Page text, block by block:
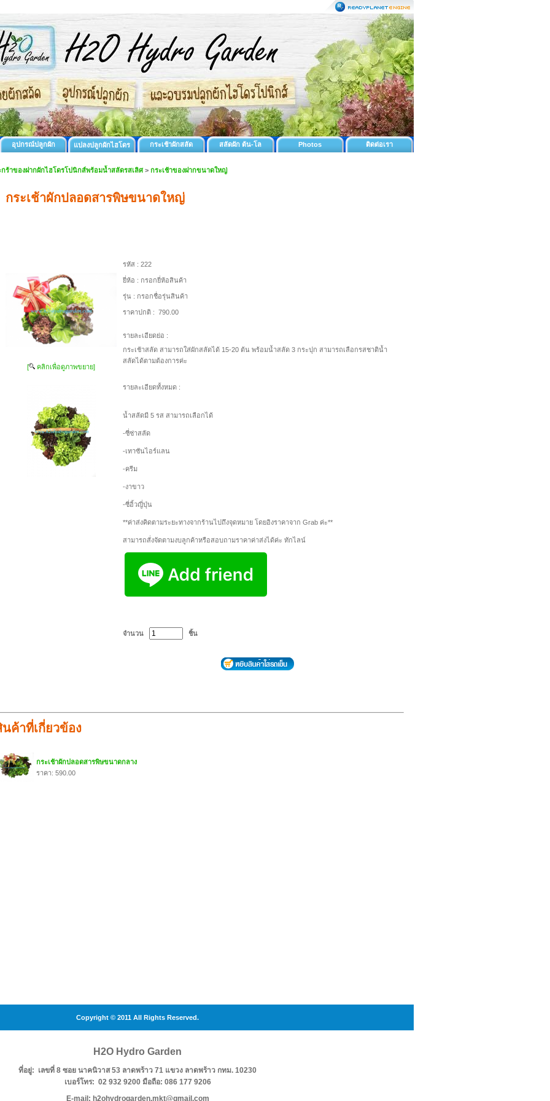
อุปกรณ์ปลูกผัก แปลงปลูกผักไฮโดร กระเช้าผักสลัด สลัดผัก ต้น-โล Photos ติดต่อเรา
กร้าของฝากผักไฮโดรโปนิกส์พร้อมน้ำสลัดรสเลิศ>กระเช้าของฝากขนาดใหญ่
กระเช้าผักปลอดสารพิษขนาดใหญ่
[ คลิกเพื่อดูภาพขยาย]
รหัส : 222
ยี่ห้อ : กรอกยี่ห้อสินค้า
รุ่น : กรอกชื่อรุ่นสินค้า
ราคาปกติ : 790.00
รายละเอียดย่อ :
กระเช้าสลัด สามารถใส่ผักสลัดได้ 15-20 ต้น พร้อมน้ำสลัด 3 กระปุก สามารถเลือกรสชาติน้ำ
สลัดได้ตามต้องการค่ะ
รายละเอียดทั้งหมด :
น้ำสลัดมี 5 รส สามารถเลือกได้
-ซี่ซ่าสลัด
-เทาซันไอร์แลน
-ครีม
-งาขาว
-ซี่อิ้วญี่ปุ่น
**ค่าส่งคิดตามระยะทางจากร้านไปถึงจุดหมาย โดยอิงราคาจาก Grab ค่ะ**
สามารถสั่งจัดตามงบลูกค้าหรือสอบถามราคาค่าส่งได้ค่ะ ทักไลน์
จำนวน ชิ้น
นค้าที่เกี่ยวข้อง
กระเช้าผักปลอดสารพิษขนาดกลาง
ราคา: 590.00
Copyright © 2011 All Rights Reserved.
H2O Hydro Garden
ที่อยู่: เลขที่ 8 ซอย นาคนิวาส 53 ลาดพร้าว 71 แขวง ลาดพร้าว กทม. 10230
เบอร์โทร: 02 932 9200 มือถือ: 086 177 9206
E-mail: h2ohydrogarden.mkt@gmail.com